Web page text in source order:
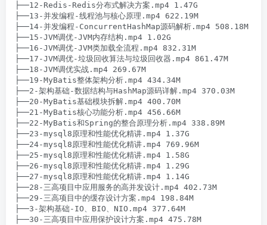
├──12-Redis-Redis分布式解决方案.mp4 1.47G
├──13-并发编程-线程池与核心原理.mp4 622.19M
├──14-并发编程-ConcurrentHashMap源码解析.mp4 508.18M
├──15-JVM调优-JVM内存结构.mp4 1.02G
├──16-JVM调优-JVM类加载全流程.mp4 832.31M
├──17-JVM调优-垃圾回收算法与垃圾回收器.mp4 861.47M
├──18-JVM调优实战.mp4 269.67M
├──19-MyBatis整体架构分析.mp4 434.34M
├──2-架构基础-数据结构与HashMap源码详解.mp4 370.03M
├──20-MyBatis基础模块拆解.mp4 400.70M
├──21-MyBatis核心功能分析.mp4 456.66M
├──22-MyBatis和Spring的整合原理分析.mp4 338.89M
├──23-mysql8原理和性能优化精讲.mp4 1.37G
├──24-mysql8原理和性能优化精讲.mp4 769.96M
├──25-mysql8原理和性能优化精讲.mp4 1.58G
├──26-mysql8原理和性能优化精讲.mp4 1.29G
├──27-mysql8原理和性能优化精讲.mp4 1.14G
├──28-三高项目中应用服务的高并发设计.mp4 402.73M
├──29-三高项目中的缓存设计方案.mp4 198.84M
├──3-架构基础-IO、BIO、NIO.mp4 377.64M
├──30-三高项目中应用保护设计方案.mp4 475.78M